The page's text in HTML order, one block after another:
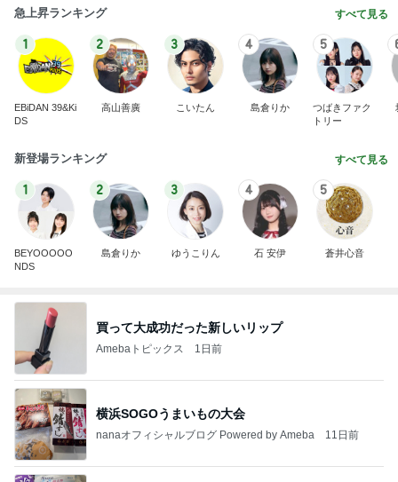
急上昇ランキング すべて見る
1
EBiDAN 39&Ki
DS
2
高山善廣
3
こいたん
4
島倉りか
5
つばきファク
トリー
新登場ランキング すべて見る
1
BEYOOOOO
NDS
2
島倉りか
3
ゆうこりん
4
石 安伊
5
蒼井心音
買って大成功だった新しいリップ
Amebaトピックス 1日前
横浜SOGOうまいもの大会
nanaオフィシャルブログ Powered by Ameba 11日前